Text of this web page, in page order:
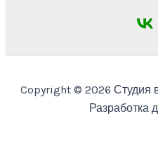
Copyright © 2026 Студия
Разработка